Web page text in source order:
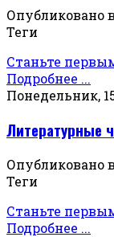
Опубликовано в
Теги
Станьте
Подробнее ...
Понедельник,
Литературные
Опубликовано в
Теги
Станьте
Подробнее ...